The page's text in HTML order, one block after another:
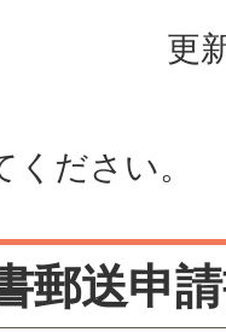
更
ださい。
郵送申